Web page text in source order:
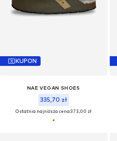
KUPON
NAE VEGAN SHOES
335,70 zł
Ostatnia najniższa cena:373,00 zł